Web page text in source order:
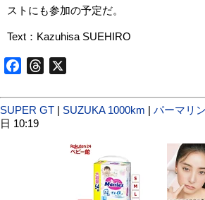
ストにも参加の予定だ。
Text：Kazuhisa SUEHIRO
FacebookThreads
SUPER GT | SUZUKA 1000km | パーマリ
日 10:19